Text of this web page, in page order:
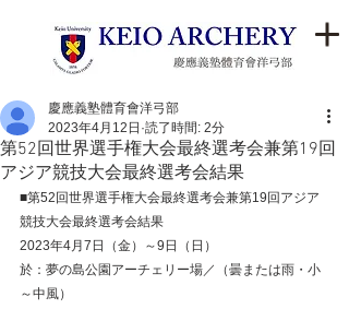
第52回世界選手権大会最終選考会兼第19回
アジア競技大会最終選考会結果
慶應義塾體育會洋弓部
2023年4月12日 読了時間: 2分
■第52回世界選手権大会最終選考会兼第19回アジア
競技大会最終選考会結果
2023年4月7日（金）～9日（日）
於：夢の島公園アーチェリー場／（曇または雨・小
～中風）